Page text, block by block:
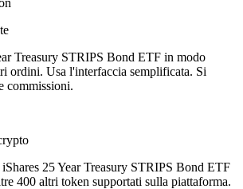
Treasury STRIPS Bond ETF in modo
ordini. Usa l'interfaccia semplificata. Si
commissioni.
25 Year Treasury STRIPS Bond ETF
400 altri token supportati sulla piattaforma.